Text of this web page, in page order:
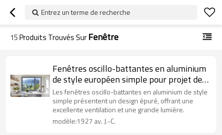
Entrez un terme de recherche
15Produits Trouvés SurFenêtre
Fenêtres oscillo-battantes en aluminium
de style européen simple pour projet de
villa
Les fenêtres oscillo-battantes en aluminium de style
simple présentent un design épuré, offrant une
excellente ventilation et une grande lumière.
modèle:1927 av. J.-C.